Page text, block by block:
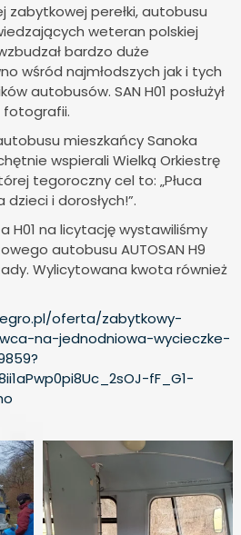
zabytkowej perełki, autobusu
weteran polskiej
bardzo duże
wśród najmłodszych jak i tych
autobusów. SAN H01 posłużył
fotografii.
mieszkańcy Sanoka
wspierali Wielką Orkiestrę
tegoroczny cel to: „Płuca
i dorosłych!”.
H01 na licytację wystawiliśmy
autobusu AUTOSAN H9
Wylicytowana kwota również
oferta/zabytkowy-
na-jednodniowa-wycieczke-
fF_G1-